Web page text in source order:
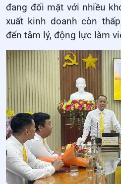
đang đối mặt với nhiều
xuất kinh doanh còn
đến tâm lý, động lực làm